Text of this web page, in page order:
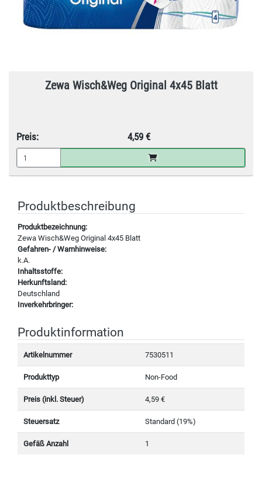
Zewa Wisch&Weg Original 4x45 Blatt
Preis: 4,59 €
Produktbeschreibung
Produktbezeichnung:
Zewa Wisch&Weg Original 4x45 Blatt
Gefahren- / Warnhinweise:
k.A.
Inhaltsstoffe:
Herkunftsland:
Deutschland
Inverkehrbringer:
Produktinformation
Artikelnummer 7530511
Produkttyp Non-Food
Preis (inkl. Steuer) 4,59 €
Steuersatz Standard (19%)
Gefäß Anzahl 1